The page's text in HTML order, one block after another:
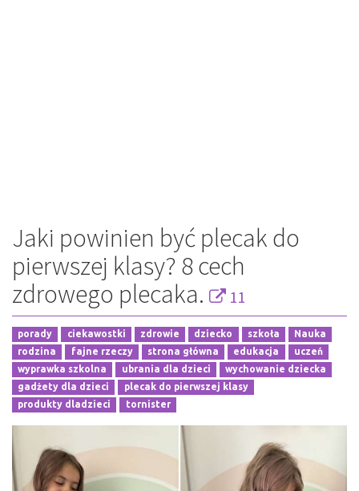
Jaki powinien być plecak do
pierwszej klasy? 8 cech
zdrowego plecaka.
11
porady ciekawostki zdrowie dziecko szkoła
Nauka
rodzina
fajne rzeczy strona główna edukacja
uczeń
wyprawka szkolna
ubrania dla dzieci
wychowanie dziecka
gadżety dla dzieci
plecak do pierwszej klasy
produkty dladzieci
tornister